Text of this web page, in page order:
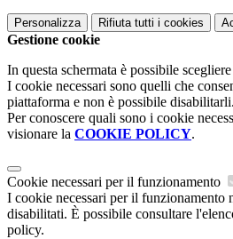
Personalizza Rifiuta tutti i cookies
Gestione cookie
In questa schermata è possibile
I cookie necessari sono quelli che
piattaforma e non è possibile disabilitarli.
Per conoscere quali sono i cookie
visionare la COOKIE POLICY.
Cookie necessari per il funzionamento
I cookie necessari per il funzionamento
disabilitati. È possibile consultare
policy.